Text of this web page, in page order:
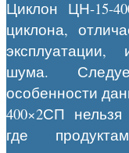
Циклон ЦН-15-
циклона,
шума.
особенности
400×2СП
где